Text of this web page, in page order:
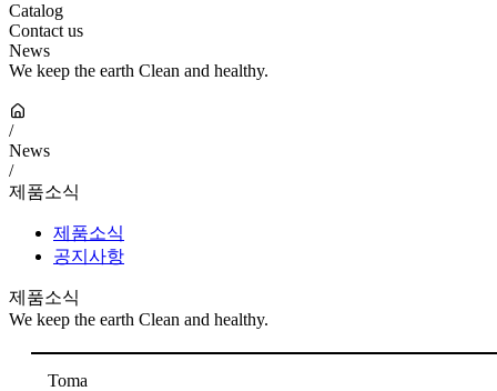
Catalog
Contact us
News
We keep the earth Clean and healthy.
/
News
/
제품소식
제품소식
공지사항
제품소식
We keep the earth Clean and healthy.
Toma